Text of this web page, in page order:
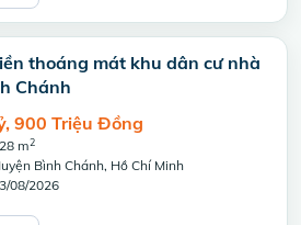
thoáng mát khu dân cư nhà
Chánh
900 Triệu Đồng
m2
Bình Chánh, Hồ Chí Minh
08/2026